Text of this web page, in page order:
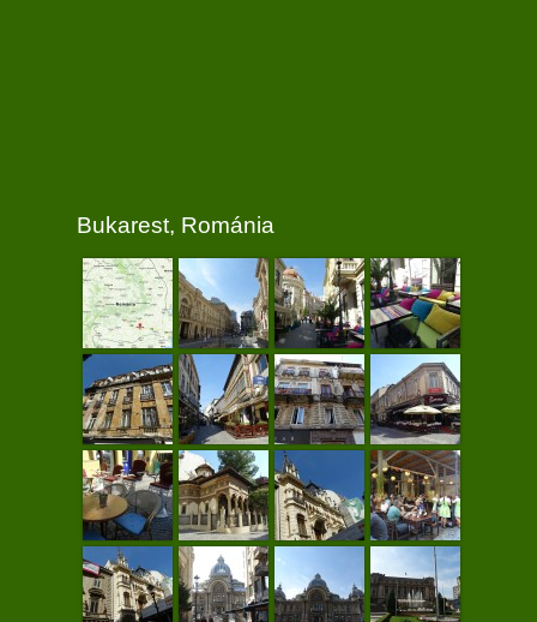
Bukarest, Románia